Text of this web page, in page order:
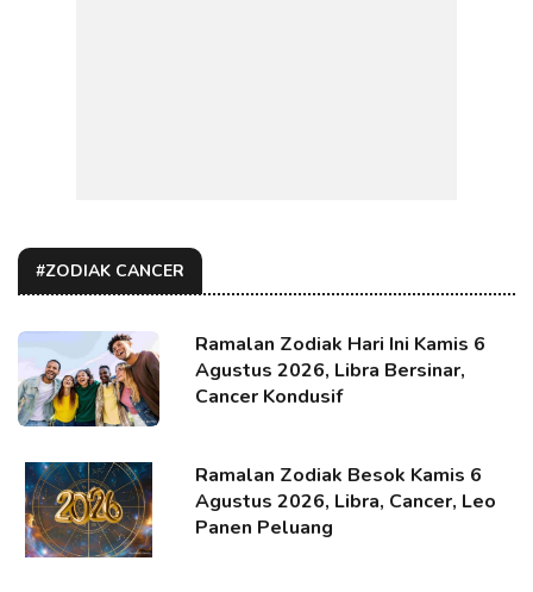
#ZODIAK CANCER
Ramalan Zodiak Hari Ini Kamis 6
Agustus 2026, Libra Bersinar,
Cancer Kondusif
Ramalan Zodiak Besok Kamis 6
Agustus 2026, Libra, Cancer, Leo
Panen Peluang